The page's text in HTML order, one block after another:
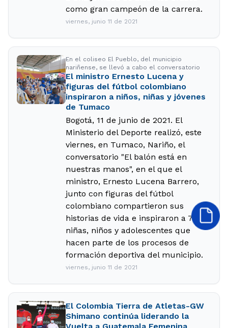
como gran campeón de la carrera.
viernes, junio 11 de 2021
En el coliseo El Pueblo, del municipio
nariñense, se llevó a cabo el conversatorio
El ministro Ernesto Lucena y
figuras del fútbol colombiano
inspiraron a niños, niñas y jóvenes
de Tumaco
Bogotá, 11 de junio de 2021. El
Ministerio del Deporte realizó, este
viernes, en Tumaco, Nariño, el
conversatorio "El balón está en
nuestras manos", en el que el
ministro, Ernesto Lucena Barrero,
junto con figuras del fútbol
colombiano compartieron sus
historias de vida e inspiraron a 70
niñas, niños y adolescentes que
hacen parte de los procesos de
formación deportiva del municipio.
viernes, junio 11 de 2021
El Colombia Tierra de Atletas-GW
Shimano continúa liderando la